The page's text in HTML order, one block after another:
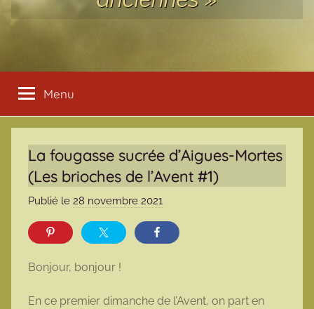
Menu
La fougasse sucrée d’Aigues-Mortes
(Les brioches de l’Avent #1)
Publié le 28 novembre 2021
a
Bonjour, bonjour !
En ce premier dimanche de l’Avent, on part en